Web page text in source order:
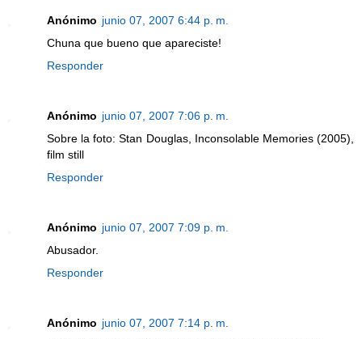
Anónimo junio 07, 2007 6:44 p. m.
Chuna que bueno que apareciste!
Responder
Anónimo junio 07, 2007 7:06 p. m.
Sobre la foto: Stan Douglas, Inconsolable Memories (2005),
film still
Responder
Anónimo junio 07, 2007 7:09 p. m.
Abusador.
Responder
Anónimo junio 07, 2007 7:14 p. m.